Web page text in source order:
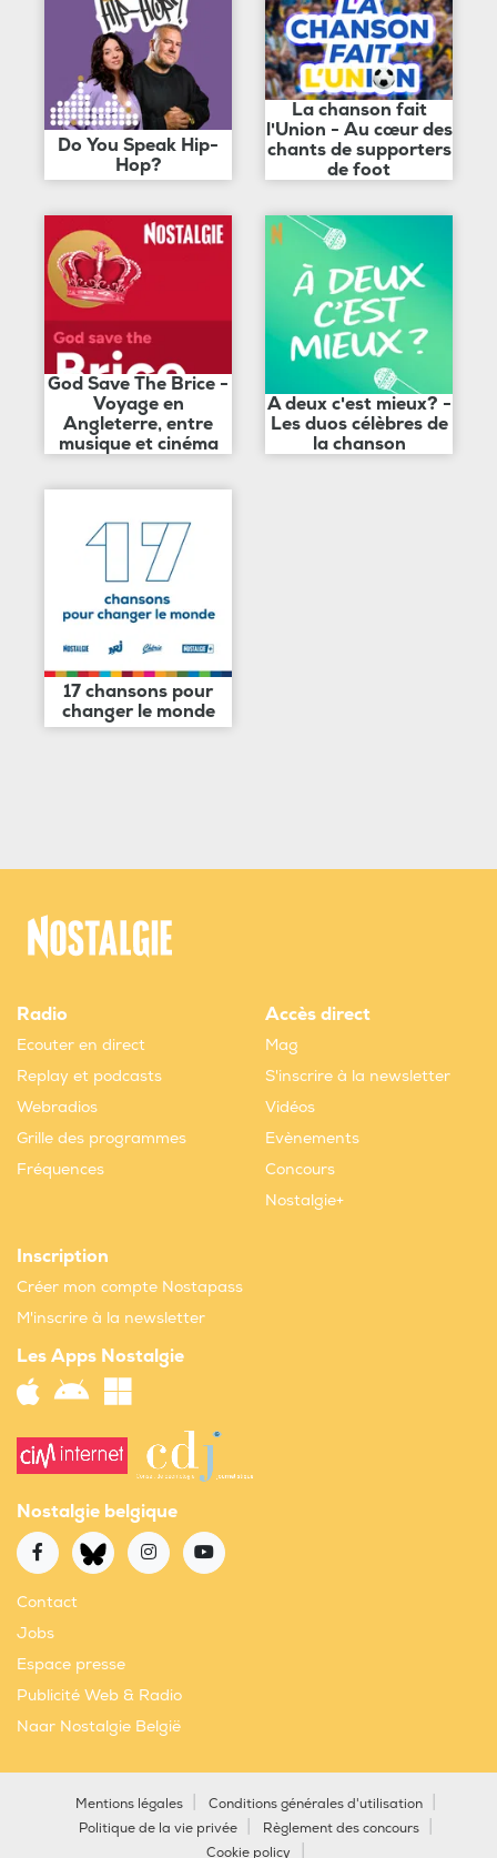
Do You Speak Hip-
Hop?
La chanson fait
l'Union - Au cœur des
chants de supporters
de foot
God Save The Brice -
Voyage en
Angleterre, entre
musique et cinéma
A deux c'est mieux? -
Les duos célèbres de
la chanson
17 chansons pour
changer le monde
Radio
Ecouter en direct
Replay et podcasts
Webradios
Grille des programmes
Fréquences
Accès direct
Mag
S'inscrire à la newsletter
Vidéos
Evènements
Concours
Nostalgie+
Inscription
Créer mon compte Nostapass
M'inscrire à la newsletter
Les Apps Nostalgie
Nostalgie belgique
Contact
Jobs
Espace presse
Publicité Web & Radio
Naar Nostalgie België
Mentions légales
Conditions générales d'utilisation
Politique de la vie privée
Règlement des concours
Cookie policy